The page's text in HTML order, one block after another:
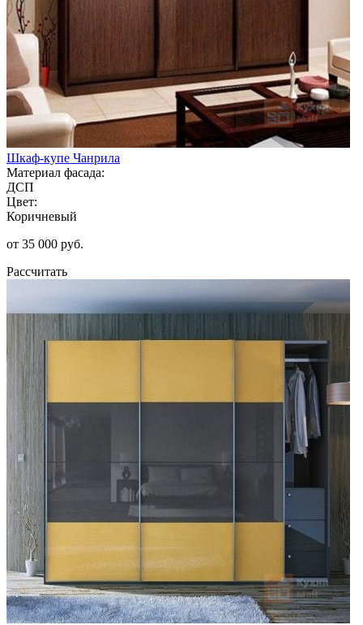
Шкаф-купе Чанрила
Материал фасада:
ДСП
Цвет:
Коричневый
от 35 000 руб.
Рассчитать